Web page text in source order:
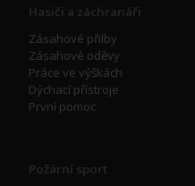
Hasiči a záchranáři
Zásahové přilby
Zásahové oděvy
Práce ve výškách
Dýchací přístroje
První pomoc
Požární sport